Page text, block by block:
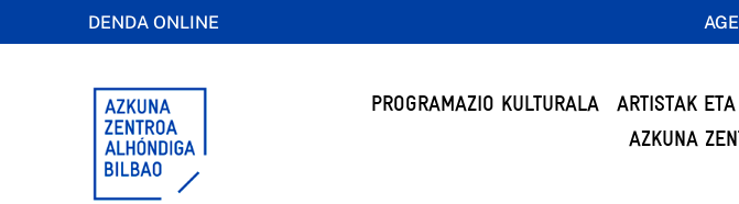
DENDA ONLINE
PROGRAMAZIO KULTURALA ARTISTAK
AZKUNA